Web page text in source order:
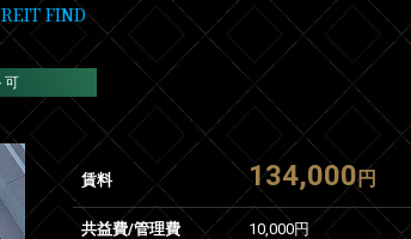
FIND
可
賃料 134,000 円
共益費/管理費 10,000円